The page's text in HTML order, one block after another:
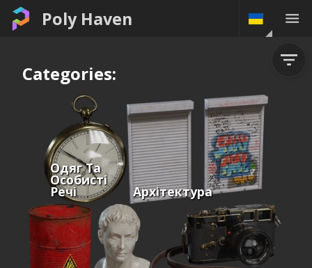
Poly Haven
Categories:
Одяг Та
Особисті
Речі Архітектура